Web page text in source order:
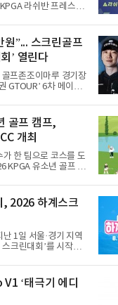
라쉬반 프레스티
적어내며 한국프로골
째를 신고했다.우승
이번 우승으로 챔피언
았다.5언더파 139타
공동 2위를 나눠 가졌
호가 4위에 자리했다.
”... 스크린골프
’ 열린다
프존조이마루 경기장
GTOUR’ 6차 메이저
원 규모로, 우승자에게
상&신인상 포인트 3천
시드권을 부여
1, 2라운드 합산 1위에
20일까지 골프존카운
‘골프존 오픈’ 출전권
투비전NX플러스 투
, 신인 및 초청 선수,
발
골프 캠프,
개최
한 팀으로 코스를 도
KPGA 유소년 골프 캠
골프 저변을 넓히기
3년 연속 개최되는 행
명과 유소년 60명. 올
현, 최찬, 오승택, 이
운영 방식이 특징적이
이 한 팀을 이뤄 18홀
훈련하고, 멘토와 대
캠프는 문화체육관광
, 2026 하계스크
1일 서울·경기 지역
크린대회’를 시작했
참여할 수 있다. 김캐
후 지도에서 공식 참여
된다. 공식 참여 매장
원하는 코스를 플레
‘태극기 에디